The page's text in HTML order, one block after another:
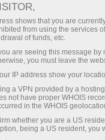
С
кредитное
из лучших
на рынке, а
торговли
Бонус 30%
на каждый
Скорость
в трейдинге
shows that you are
from using the services
of funds, etc.
are seeing this message
you must leave the
IP address show your
a VPN provided by a
not have proper WHOIS
in the WHOIS
whether you are a US
being a US resident, you